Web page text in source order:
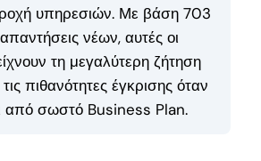
υπηρεσιών. Με βάση 703
νέων, αυτές οι
τη μεγαλύτερη ζήτηση
πιθανότητες έγκρισης όταν
από σωστό Business Plan.